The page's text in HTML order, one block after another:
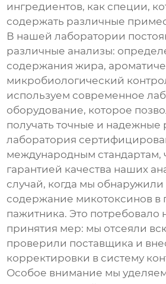
ингредиентов, как специи,
содержать различные
В нашей лаборатории
различные анализы:
содержания жира,
микробиологический
используем современное
оборудование, которое
получать точные и надежные
лаборатория
международным стандартам,
гарантией качества наших
случай, когда мы
содержание микотоксинов в
пажитника. Это потребовало
принятия мер: мы отсеяли
проверили поставщика и
корректировки в систему
Особое внимание мы